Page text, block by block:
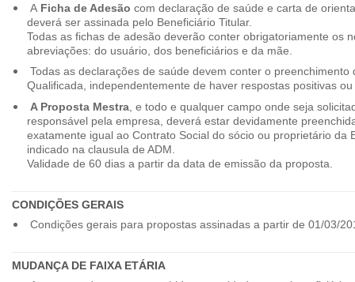
A Ficha de Adesão com declaração de saúde e carta de
deverá ser assinada pelo Beneficiário Titular.
Todas as fichas de adesão deverão conter obrigatoriamente os
abreviações: do usuário, dos beneficiários e da mãe.
Todas as declarações de saúde devem conter o preenchimento
Qualificada, independentemente de haver respostas positivas ou
A Proposta Mestra, e todo e qualquer campo onde seja
responsável pela empresa, deverá estar devidamente
exatamente igual ao Contrato Social do sócio ou proprietário da
indicado na clausula de ADM.
Validade de 60 dias a partir da data de emissão da proposta.
CONDIÇÕES GERAIS
Condições gerais para propostas assinadas a partir de 01/03/
MUDANÇA DE FAIXA ETÁRIA